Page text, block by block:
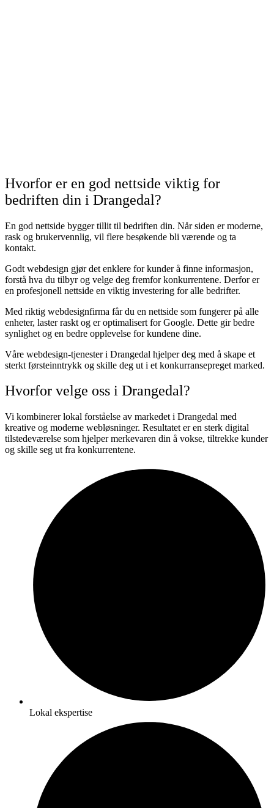
Hvorfor er en god nettside viktig for
bedriften din i Drangedal?
En god nettside bygger tillit til bedriften din. Når siden er moderne,
rask og brukervennlig, vil flere besøkende bli værende og ta
kontakt.
Godt webdesign gjør det enklere for kunder å finne informasjon,
forstå hva du tilbyr og velge deg fremfor konkurrentene. Derfor er
en profesjonell nettside en viktig investering for alle bedrifter.
Med riktig webdesignfirma får du en nettside som fungerer på alle
enheter, laster raskt og er optimalisert for Google. Dette gir bedre
synlighet og en bedre opplevelse for kundene dine.
Våre webdesign-tjenester i Drangedal hjelper deg med å skape et
sterkt førsteinntrykk og skille deg ut i et konkurransepreget marked.
Hvorfor velge oss i Drangedal?
Vi kombinerer lokal forståelse av markedet i Drangedal med
kreative og moderne webløsninger. Resultatet er en sterk digital
tilstedeværelse som hjelper merkevaren din å vokse, tiltrekke kunder
og skille seg ut fra konkurrentene.
Lokal ekspertise